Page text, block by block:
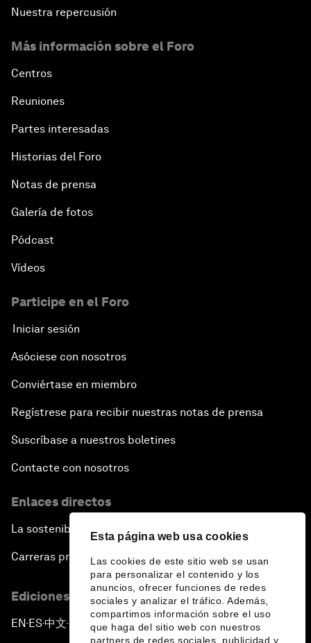
Esta página web usa cookies
Las cookies de este sitio web se usan
para personalizar el contenido y los
anuncios, ofrecer funciones de redes
sociales y analizar el tráfico. Además,
compartimos información sobre el uso
que haga del sitio web con nuestros
partners de redes sociales, publicidad y
Nuestra repercusión
Más información sobre el Foro
Centros
Reuniones
Partes interesadas
Historias del Foro
Notas de prensa
Galería de fotos
Pódcast
Vídeos
Participe en el Foro
Iniciar sesión
Asóciese con nosotros
Conviértase en miembro
Regístrese para recibir nuestras notas de prensa
Suscríbase a nuestros boletines
Contacte con nosotros
Enlaces directos
La sostenibilidad en el Foro
Carreras profesionales
Ediciones en otros idiomas
EN ▪ES▪中文▪ 日本語